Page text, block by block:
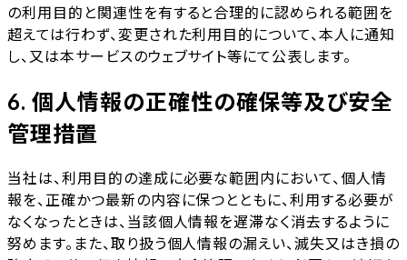
の利用目的と関連性を有すると合理的に認められる範囲を
超えては行わず、変更された利用目的について、本人に通知
し、又は本サービスのウェブサイト等にて公表します。
6. 個人情報の正確性の確保等及び安全
管理措置
当社は、利用目的の達成に必要な範囲内において、個人情
報を、正確かつ最新の内容に保つとともに、利用する必要が
なくなったときは、当該個人情報を遅滞なく消去するように
努めます。また、取り扱う個人情報の漏えい、滅失又はき損の